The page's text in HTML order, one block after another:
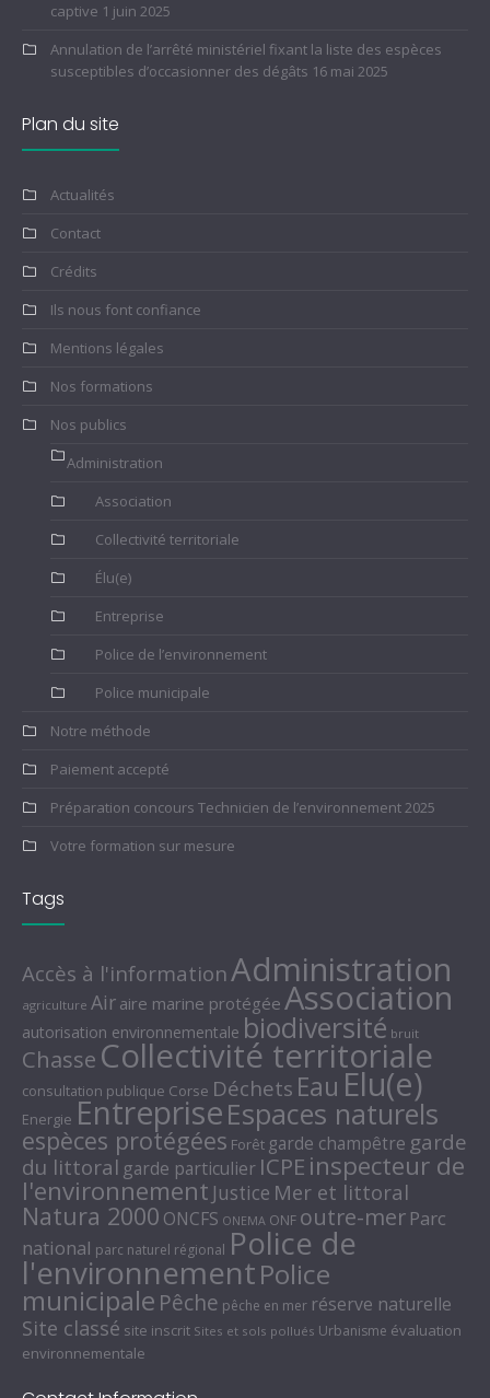
captive 1 juin 2025
Annulation de l’arrêté ministériel fixant la liste des espèces
susceptibles d’occasionner des dégâts 16 mai 2025
Plan du site
Actualités
Contact
Crédits
Ils nous font confiance
Mentions légales
Nos formations
Nos publics
Administration
Association
Collectivité territoriale
Élu(e)
Entreprise
Police de l’environnement
Police municipale
Notre méthode
Paiement accepté
Préparation concours Technicien de l’environnement 2025
Votre formation sur mesure
Tags
Accès à l'informationAdministration
agriculture Air aire marine protégée Association
autorisation environnementale biodiversité bruit
Chasse Collectivité territoriale
consultation publique Corse Déchets Eau Elu(e)
Energie EntrepriseEspaces naturels
espèces protégées Forêt garde champêtre garde
du littoral garde particulier ICPE inspecteur de
l'environnement Justice Mer et littoral
Natura 2000 ONCFS ONEMA ONF outre-mer Parc
national parc naturel régional Police de
l'environnementPolice
municipale Pêche pêche en mer réserve naturelle
Site classé site inscrit Sites et sols pollués Urbanisme évaluation
environnementale